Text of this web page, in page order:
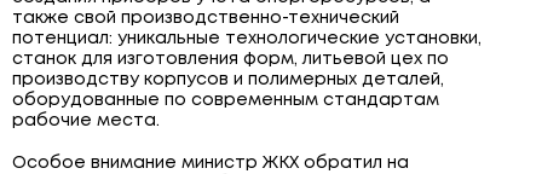
также свой производственно-технический
потенциал: уникальные технологические установки,
станок для изготовления форм, литьевой цех по
производству корпусов и полимерных деталей,
оборудованные по современным стандартам
рабочие места.
Особое внимание министр ЖКХ обратил на